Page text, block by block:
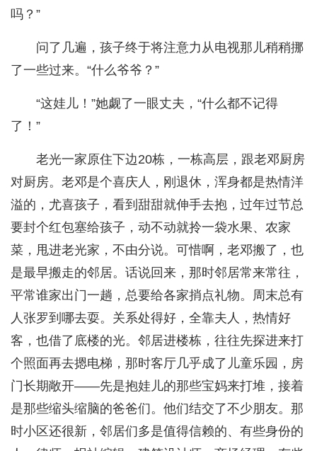
吗？”
问了几遍，孩子终于将注意力从电视那儿稍稍挪
了一些过来。“什么爷爷？”
“这娃儿！”她觑了一眼丈夫，“什么都不记得
了！”
老光一家原住下边20栋，一栋高层，跟老邓厨房
对厨房。老邓是个喜庆人，刚退休，浑身都是热情洋
溢的，尤喜孩子，看到甜甜就伸手去抱，过年过节总
要封个红包塞给孩子，动不动就拎一袋水果、农家
菜，甩进老光家，不由分说。可惜啊，老邓搬了，也
是最早搬走的邻居。话说回来，那时邻居常来常往，
平常谁家出门一趟，总要给各家捎点礼物。周末总有
人张罗到哪去耍。关系处得好，全靠夫人，热情好
客，也借了底楼的光。邻居进楼栋，往往先探进来打
个照面再去摁电梯，那时客厅几乎成了儿童乐园，房
门长期敞开——先是抱娃儿的那些宝妈来打堆，接着
是那些缩头缩脑的爸爸们。他们结交了不少朋友。那
时小区还很新，邻居们多是值得信赖的、有些身份的